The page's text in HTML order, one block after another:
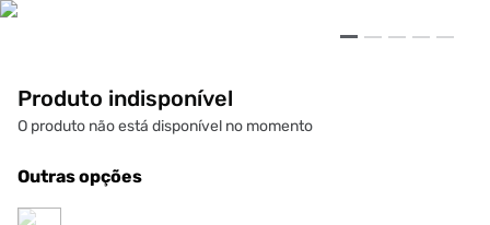
Produto indisponível
O produto não está disponível no momento
Outras opções